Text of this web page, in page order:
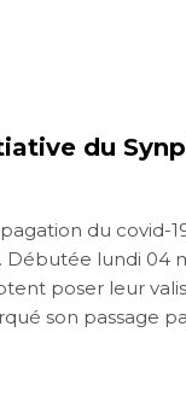
du
du covid-
lundi 04
poser leur
son passage